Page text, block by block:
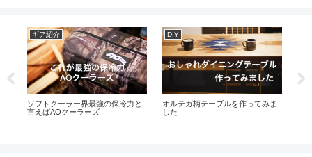
ギア紹介
2019年買って良かったものランキ
ング
ギア紹介
暖をとれて見た目もオシャレなス
トーブ-レインボーストーブの紹介